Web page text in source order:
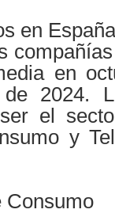
en
en
2024.
el
y